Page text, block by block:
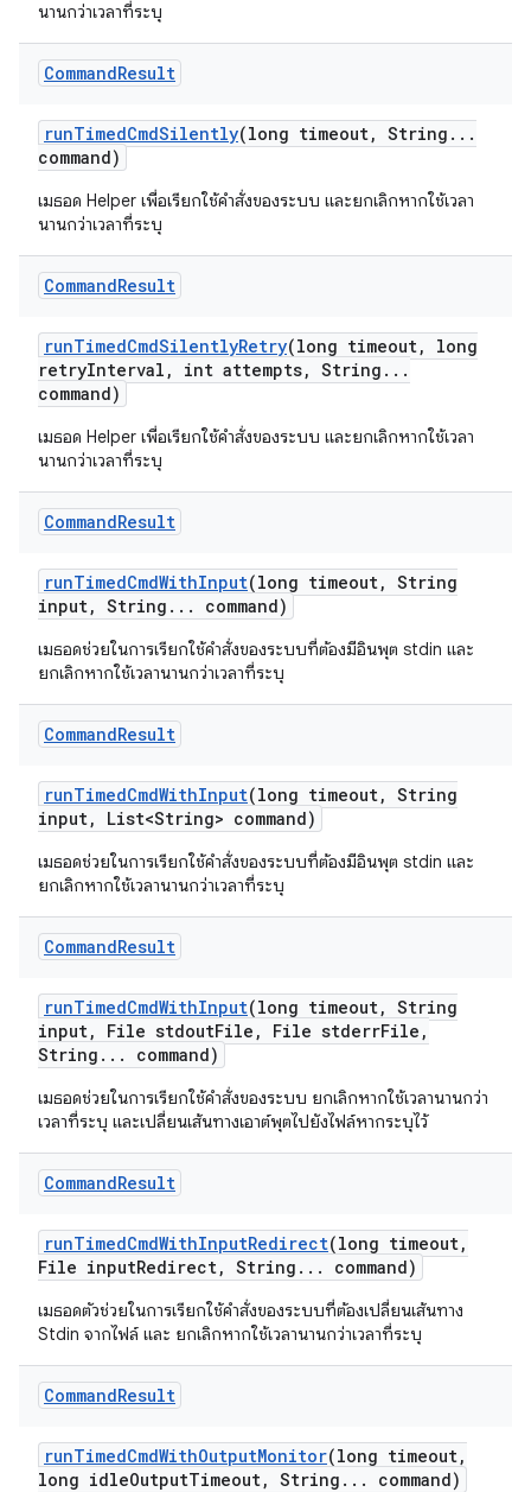
นานกว่าเวลาที่ระบุ
CommandResult
runTimedCmdSilently(long timeout, String . . .
command)
เมธอด Helper เพื่อเรียกใช้คำสั่งของระบบ และยกเลิกหากใช้เวลา
นานกว่าเวลาที่ระบุ
CommandResult
runTimedCmdSilentlyRetry(long timeout,
long
retryInterval , int attempts, String . . .
command)
เมธอด Helper เพื่อเรียกใช้คำสั่งของระบบ และยกเลิกหากใช้เวลา
นานกว่าเวลาที่ระบุ
CommandResult
runTimedCmdWithInput(long timeout, String
input, String . . . command)
เมธอดช่วยในการเรียกใช้คำสั่งของระบบที่ต้องมีอินพุต stdin และ
ยกเลิกหากใช้เวลานานกว่าเวลาที่ระบุ
CommandResult
runTimedCmdWithInput(long timeout, String
input, List<String> command)
เมธอดช่วยในการเรียกใช้คำสั่งของระบบที่ต้องมีอินพุต stdin และ
ยกเลิกหากใช้เวลานานกว่าเวลาที่ระบุ
CommandResult
runTimedCmdWithInput(long timeout, String
input, File stdoutFile , File stderrFile ,
String . . . command)
เมธอดช่วยในการเรียกใช้คำสั่งของระบบ ยกเลิกหากใช้เวลานานกว่า
เวลาที่ระบุ และเปลี่ยนเส้นทางเอาต์พุตไปยังไฟล์หากระบุไว้
CommandResult
runTimedCmdWithInputRedirect(long timeout,
File inputRedirect, String . . . command)
เมธอดตัวช่วยในการเรียกใช้คำสั่งของระบบที่ต้องเปลี่ยนเส้นทาง
Stdin จากไฟล์ และ ยกเลิกหากใช้เวลานานกว่าเวลาที่ระบุ
CommandResult
runTimedCmdWithOutputMonitor(long timeout,
long idleOutputTimeout, String . . . command)